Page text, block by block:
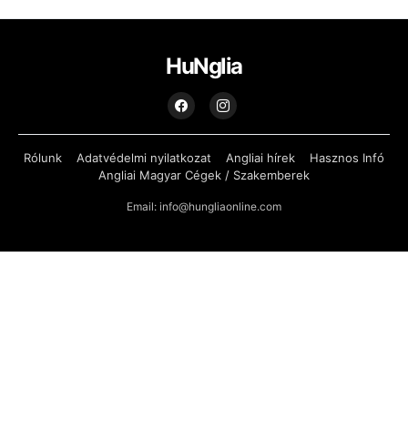
HuNglia
Rólunk Adatvédelmi nyilatkozat Angliai hírek
Hasznos Infó
Angliai Magyar Cégek / Szakemberek
Email: info@hungliaonline.com